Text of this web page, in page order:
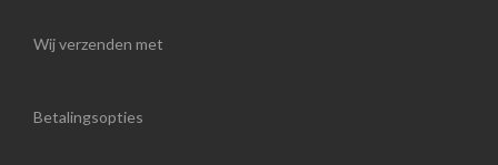
Wij verzenden met
Betalingsopties